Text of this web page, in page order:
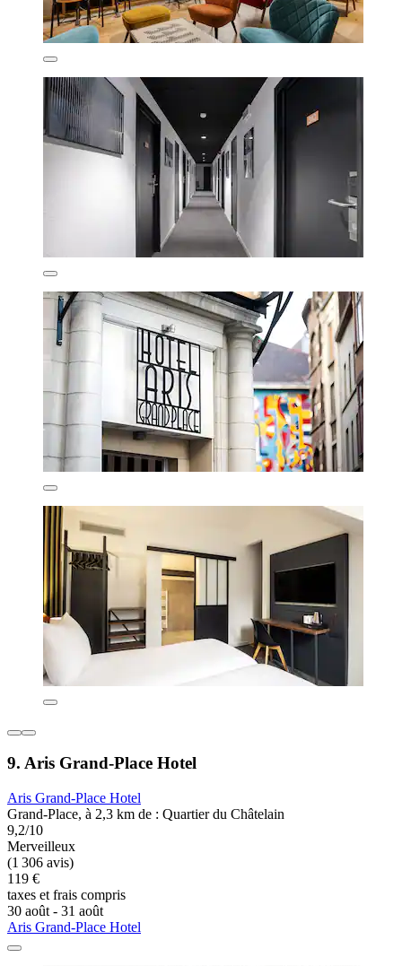
9. Aris Grand-Place Hotel
Aris Grand-Place Hotel
Grand-Place, à 2,3 km de : Quartier du Châtelain
9,2/10
Merveilleux
(1 306 avis)
119 €
taxes et frais compris
30 août - 31 août
Aris Grand-Place Hotel